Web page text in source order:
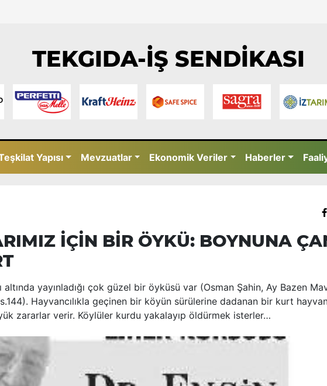
TEKGIDA-İŞ SENDİKASI
Yapısı Mevzuatlar Ekonomik Veriler Haberler
İÇİN BİR ÖYKÜ: BOYNUNA
altında yayınladığı çok güzel bir öyküsü var (Osman Şahin, Ay Bazen
Hayvancılıkla geçinen bir köyün sürülerine dadanan bir kurt
zararlar verir. Köylüler kurdu yakalayıp öldürmek isterler…